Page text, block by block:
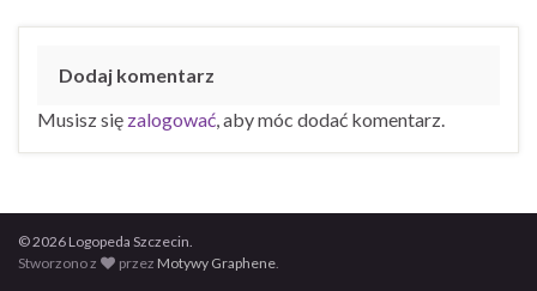
Dodaj komentarz
Musisz się zalogować , aby móc dodać komentarz.
© 2026 Logopeda Szczecin.
Stworzono z
przez Motywy Graphene